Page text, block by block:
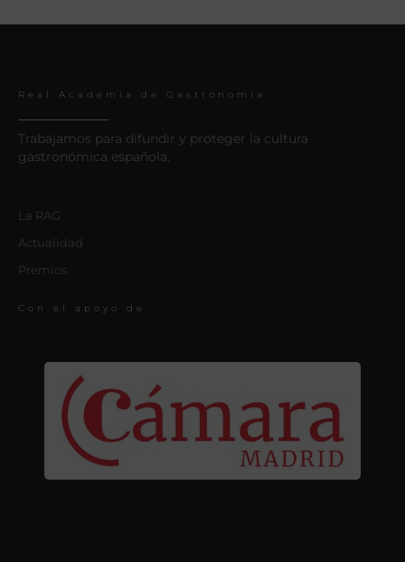
Real Academia de Gastronomía
Trabajamos para difundir y proteger la cultura
gastronómica española.
La RAG
Actualidad
Premios
Con el apoyo de: